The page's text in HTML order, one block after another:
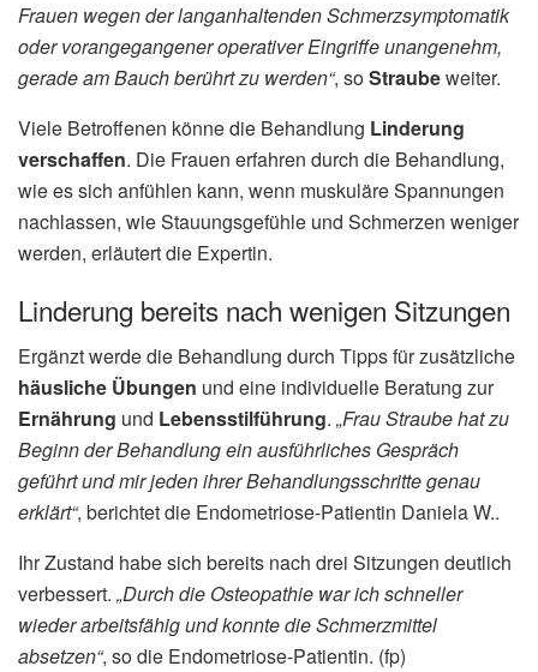
Frauen wegen der langanhaltenden Schmerzsymptomatik
oder vorangegangener operativer Eingriffe unangenehm,
gerade am Bauch berührt zu werden“, soStraubeweiter.
Viele Betroffenen könne die Behandlung Linderung
verschaffen. Die Frauen erfahren durch die Behandlung,
wie es sich anfühlen kann, wenn muskuläre Spannungen
nachlassen, wie Stauungsgefühle und Schmerzen weniger
werden, erläutert die Expertin.
Linderung bereits nach wenigen Sitzungen
Ergänzt werde die Behandlung durch Tipps für zusätzliche
häusliche Übungen und eine individuelle Beratung zur
Ernährung und Lebensstilführung. „Frau Straube hat zu
Beginn der Behandlung ein ausführliches Gespräch
geführt und mir jeden ihrer Behandlungsschritte genau
erklärt“, berichtet die Endometriose-Patientin Daniela W..
Ihr Zustand habe sich bereits nach drei Sitzungen deutlich
verbessert. „Durch die Osteopathie war ich schneller
wieder arbeitsfähig und konnte die Schmerzmittel
absetzen“, so die Endometriose-Patientin. (fp)